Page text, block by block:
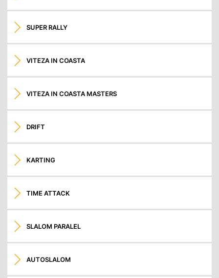
SUPER RALLY
VITEZA IN COASTA
VITEZA IN COASTA MASTERS
DRIFT
KARTING
TIME ATTACK
SLALOM PARALEL
AUTOSLALOM